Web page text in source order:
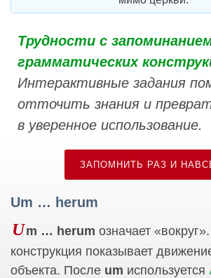
Трудности с
грамматических
Интерактивные задания
отточить знания и
в уверенное использование.
ЗАПОМНИТЬ РАЗ И
Um … herum
Um … herum означает
конструкция показывает
объекта. После um используется